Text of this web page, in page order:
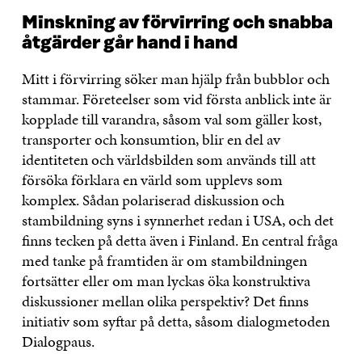
Minskning av förvirring och snabba
åtgärder går hand i hand
Mitt i förvirring söker man hjälp från bubblor och
stammar. Företeelser som vid första anblick inte är
kopplade till varandra, såsom val som gäller kost,
transporter och konsumtion, blir en del av
identiteten och världsbilden som används till att
försöka förklara en värld som upplevs som
komplex. Sådan polariserad diskussion och
stambildning syns i synnerhet redan i USA, och det
finns tecken på detta även i Finland. En central fråga
med tanke på framtiden är om stambildningen
fortsätter eller om man lyckas öka konstruktiva
diskussioner mellan olika perspektiv? Det finns
initiativ som syftar på detta, såsom dialogmetoden
Dialogpaus.